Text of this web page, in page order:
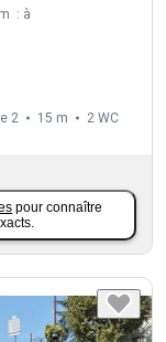
: à
2 15 m 2 WC
pour connaître